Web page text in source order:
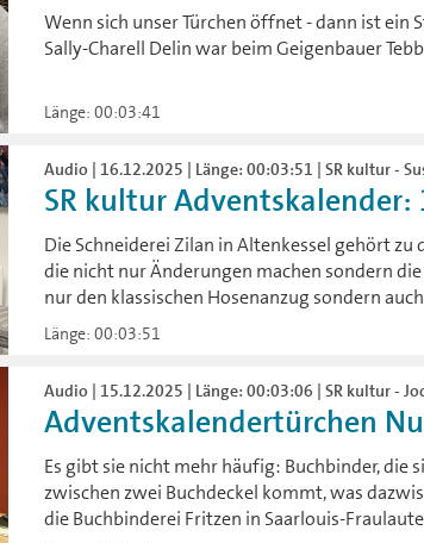
Wenn sich unser Türchen öffnet - dann ist
Sally-Charell Delin war beim Geigenbauer
Länge: 00:03:41
Audio | 16.12.2025 | Länge: 00:03:51 | SR kultur -
SR kultur Adventskalender:
Die Schneiderei Zilan in Altenkessel gehört
die nicht nur Änderungen machen sondern
nur den klassischen Hosenanzug sondern
Länge: 00:03:51
Audio | 15.12.2025 | Länge: 00:03:06 | SR kultur -
Adventskalendertürchen
Es gibt sie nicht mehr häufig: Buchbinder, die
zwischen zwei Buchdeckel kommt, was
die Buchbinderei Fritzen in Saarlouis-